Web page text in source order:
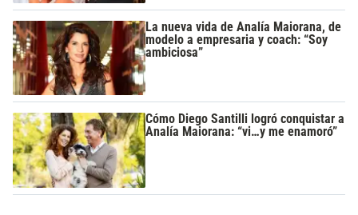
La nueva vida de Analía Maiorana, de
modelo a empresaria y coach: “Soy
ambiciosa”
Cómo Diego Santilli logró conquistar a
Analía Maiorana: “vi…y me enamoró”